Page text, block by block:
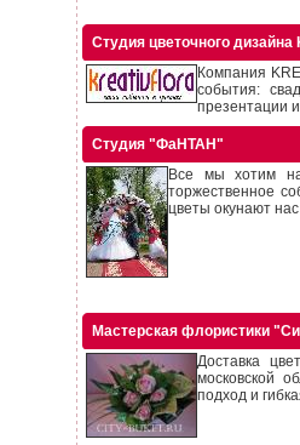
Студия цветочного дизайна
Компания
события:
презентации
Студия "ФаНТАН"
Все мы хотим
торжественное
цветы окунают
Мастерская флористики
Доставка
московской
подход и